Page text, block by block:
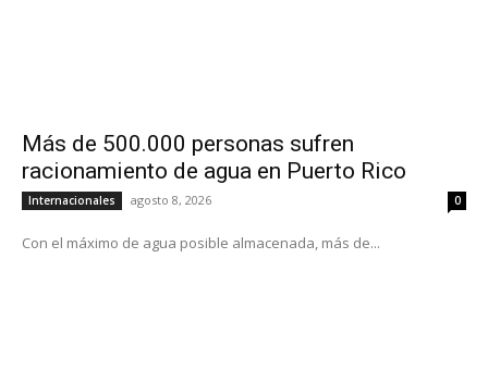
Más de 500.000 personas sufren
racionamiento de agua en Puerto Rico
Internacionales agosto 8, 2026 0
Con el máximo de agua posible almacenada, más de...